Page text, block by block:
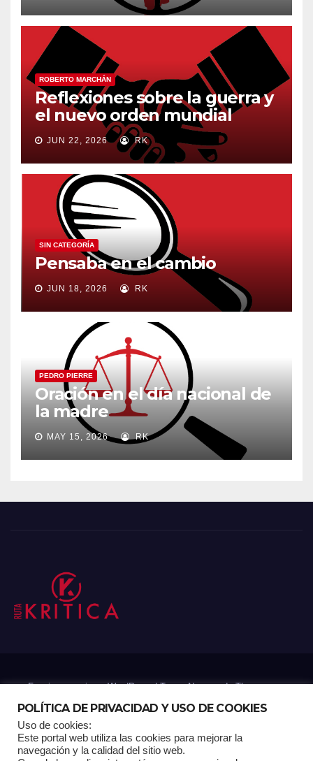
ROBERTO MARCHÁN
Reflexiones sobre la guerra y
el nuevo orden mundial
JUN 22, 2026 RK
SIN CATEGORÍA
Pensaba en el cambio
JUN 18, 2026 RK
PEDRO PIERRE
Oración en el día nacional de
la madre
MAY 15, 2026 RK
Funciona gracias a WordPress|Tema: Newsup deThemeansar
POLÍTICA DE PRIVACIDAD Y USO DE COOKIES
Uso de cookies:
Este portal web utiliza las cookies para mejorar la
navegación y la calidad del sitio web.